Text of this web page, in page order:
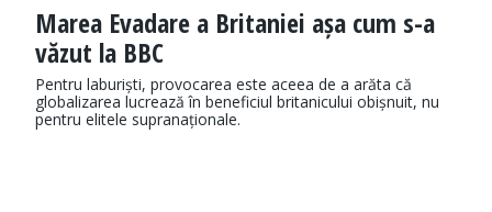
Marea Evadare a Britaniei așa cum s-a
văzut la BBC
Pentru laburiști, provocarea este aceea de a arăta că
globalizarea lucrează în beneficiul britanicului obișnuit, nu
pentru elitele supranaționale.